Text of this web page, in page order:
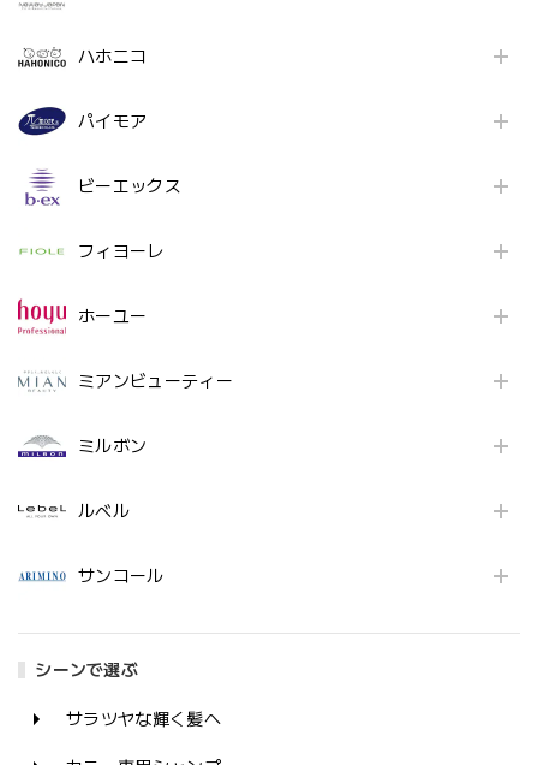
ハホニコ
パイモア
ビーエックス
フィヨーレ
ホーユー
ミアンビューティー
ミルボン
ルベル
サンコール
シーンで選ぶ
サラツヤな輝く髪へ